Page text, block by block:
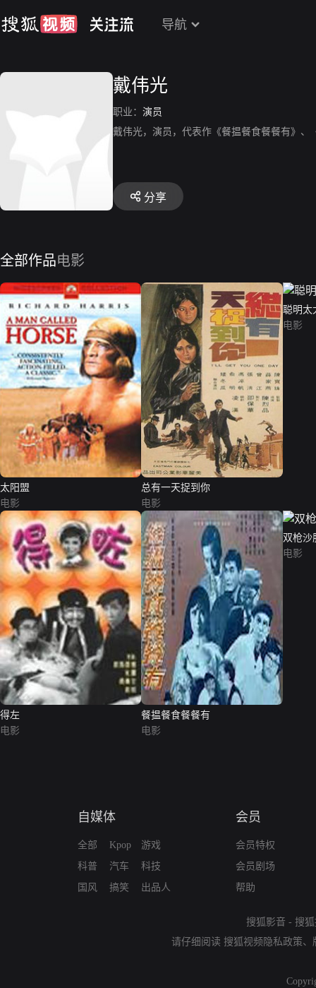
导航
戴伟光
职业： 演员
戴伟光，演员，代表作《餐揾餐食餐餐有》、
分享
全部作品电影
太阳盟
电影
总有一天捉到你
电影
聪明太
电影
得左
电影
餐揾餐食餐餐有
电影
双枪沙
电影
自媒体
全部
科普
国风
Kpop
汽车
搞笑
游戏
科技
出品人
会员
会员特权
会员剧场
帮助
搜狐影音 - 搜
请仔细阅读 搜狐视频隐私政策、